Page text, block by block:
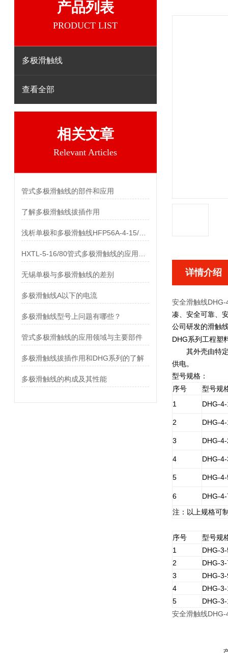
产品列表
PRODUCT LIST
多极滑触线
查看全部
相关文章
Relevant Articles
管式多极滑触线的部件和应用
了解多极滑触线拔插作用
无锡单极与多极滑触线的差别
多极滑触线A以下的电流
多极滑触线型号上问题有哪些？
管式多极滑触线的应用领域与主要部件
多极滑触线拔插作用和DHG系列的了解
多极滑触线的构成及其性能
详情介绍
安全滑触线
凑、安全可靠、
公司研发的滑触
DHG系列工程塑
其外壳由特定
供电。
型号规格：
序号
型号规
1
DHG-
2 DHG-
3 DHG-
4 DHG-
5 DHG-
6
DHG-
注：以上规格可
序号
型号规
1
DHG-
2
DHG-
3
DHG-
4
DHG-
5
DHG-
安全滑触线